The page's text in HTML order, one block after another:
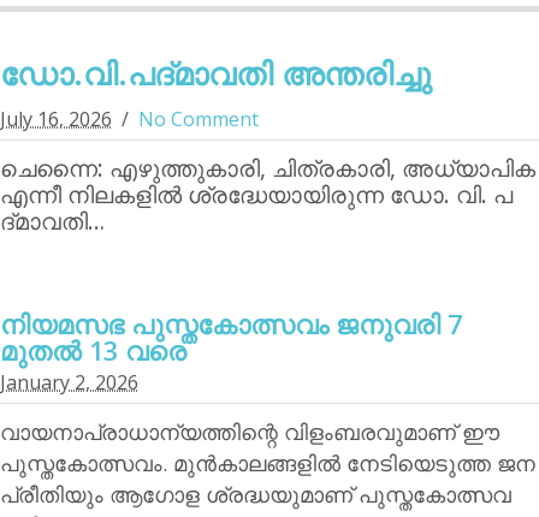
ഡോ.വി.പദ്മാവതി അന്തരിച്ചു
July 16, 2026 No Comment
ചെന്നൈ: എഴുത്തുകാരി, ചിത്രകാരി, അധ്യാപിക
എന്നീ നിലകളില്‍ ശ്രദ്ധേയായിരുന്ന ഡോ. വി. പ
ദ്മാവതി…
നിയമസഭ പുസ്തകോത്സവം ജനുവരി 7
മുതല്‍ 13 വരെ
January 2, 2026
വായനാപ്രാധാന്യത്തിന്റെ വിളംബരവുമാണ് ഈ
പുസ്തകോത്സവം. മുന്‍കാലങ്ങളില്‍ നേടിയെടുത്ത ജന
പ്രീതിയും ആഗോള ശ്രദ്ധയുമാണ് പുസ്തകോത്സവ